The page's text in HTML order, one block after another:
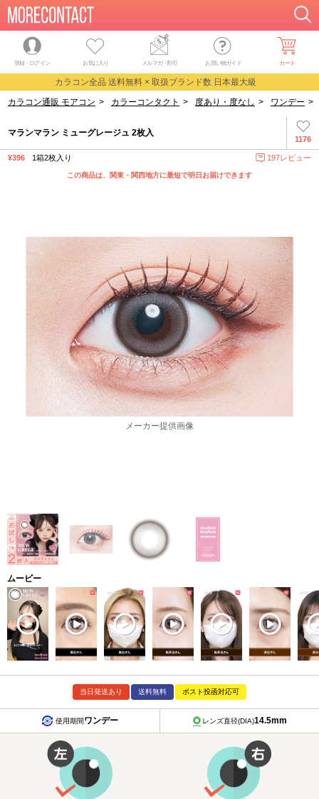
登録・ログイン お気に入り メルマガ・割引 お買い物ガイド カート
カラコン全品 送料無料 × 取扱ブランド数 日本最大級
カラコン通販 モアコン > カラーコンタクト > 度あり・度なし > ワンデー >
1176
マランマラン ミューグレージュ 2枚入
¥396 1箱2枚入り 197レビュー
この商品は、関東・関西地方に最短で明日お届けできます
ムービー
当日発送あり 送料無料 ポスト投函対応可
使用期間ワンデー レンズ直径(DIA)14.5mm